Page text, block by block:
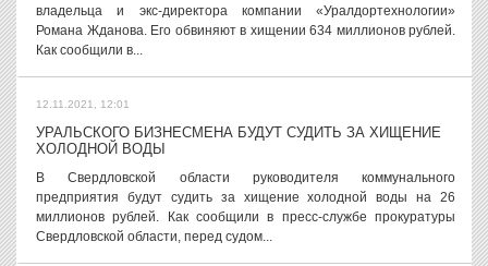
владельца и экс-директора компании «Уралдортехнологии»
Романа Жданова. Его обвиняют в хищении 634 миллионов рублей.
Как сообщили в...
12.11.2021, 12:01
УРАЛЬСКОГО БИЗНЕСМЕНА БУДУТ СУДИТЬ ЗА ХИЩЕНИЕ
ХОЛОДНОЙ ВОДЫ
В Свердловской области руководителя коммунального
предприятия будут судить за хищение холодной воды на 26
миллионов рублей. Как сообщили в пресс-службе прокуратуры
Свердловской области, перед судом...